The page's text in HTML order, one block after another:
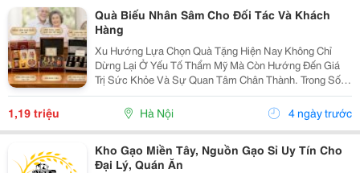
Quà Biếu Nhân Sâm Cho Đối Tác Và Khách
Hàng
Xu Hướng Lựa Chọn Quà Tặng Hiện Nay Không Chỉ
Dừng Lại Ở Yếu Tố Thẩm Mỹ Mà Còn Hướng Đến Giá
Trị Sức Khỏe Và Sự Quan Tâm Chân Thành. Trong Số
Nhiều Lựa Chọn, Nhân Sâm Luôn Được Đánh Giá Là
Món Quà Sang Trọng, Thiết Thực Và Phù Hợp Với
Nhiều Đối...
1,19 triệu Hà Nội 4 ngày trước
Kho Gạo Miền Tây, Nguồn Gạo Sỉ Uy Tín Cho
Đại Lý, Quán Ăn